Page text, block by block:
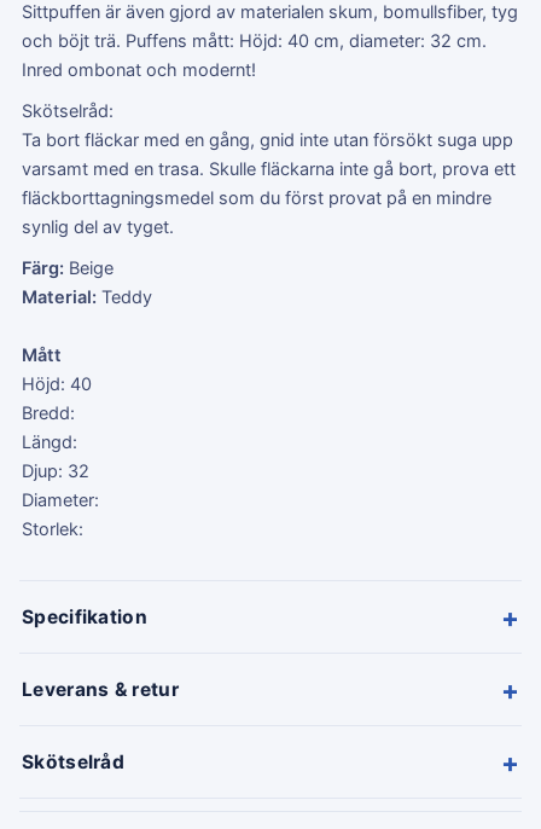
Sittpuffen är även gjord av materialen skum, bomullsfiber, tyg
och böjt trä. Puffens mått: Höjd: 40 cm, diameter: 32 cm.
Inred ombonat och modernt!
Skötselråd:
Ta bort fläckar med en gång, gnid inte utan försökt suga upp
varsamt med en trasa. Skulle fläckarna inte gå bort, prova ett
fläckborttagningsmedel som du först provat på en mindre
synlig del av tyget.
Färg: Beige
Material: Teddy
Mått
Höjd: 40
Bredd:
Längd:
Djup: 32
Diameter:
Storlek:
Specifikation +
Leverans & retur +
Skötselråd +